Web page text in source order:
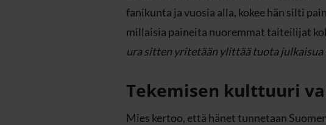
fanikunta ja vuosia alla, kokee hän silti
millaisia paineita nuoremmat taiteilijat
ura sitten yritetään ylittää tuota
Tekemisen kulttuuri
Mies kertoo, että hänet tunnetaan